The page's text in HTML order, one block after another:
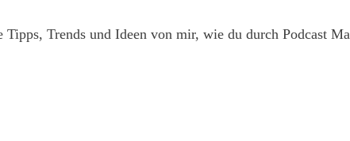
Tipps, Trends und Ideen von mir, wie du durch Podcast